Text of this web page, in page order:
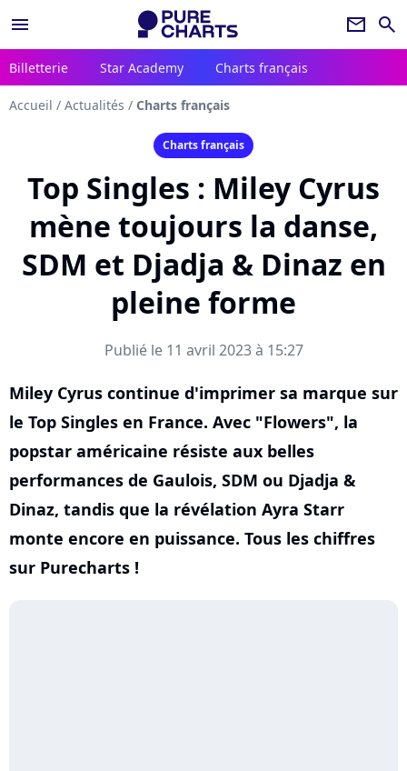
menu newsletter search
Billetterie Star Academy Charts français
Accueil / Actualités / Charts français
Charts français
Top Singles : Miley Cyrus
mène toujours la danse,
SDM et Djadja & Dinaz en
pleine forme
Publié le 11 avril 2023 à 15:27
Miley Cyrus continue d'imprimer sa marque sur
le Top Singles en France. Avec "Flowers", la
popstar américaine résiste aux belles
performances de Gaulois, SDM ou Djadja &
Dinaz, tandis que la révélation Ayra Starr
monte encore en puissance. Tous les chiffres
sur Purecharts !